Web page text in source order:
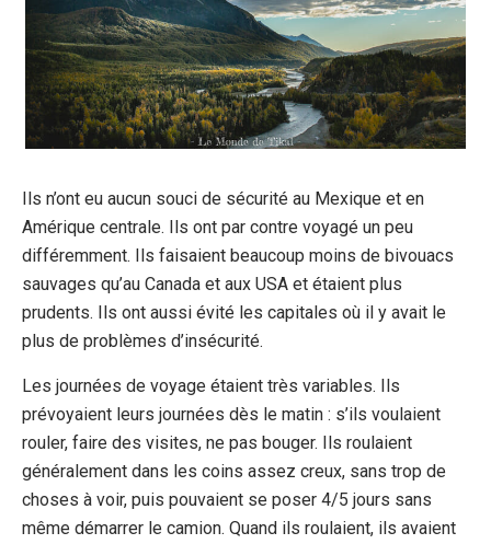
Ils n’ont eu aucun souci de sécurité au Mexique et en
Amérique centrale. Ils ont par contre voyagé un peu
différemment. Ils faisaient beaucoup moins de bivouacs
sauvages qu’au Canada et aux USA et étaient plus
prudents. Ils ont aussi évité les capitales où il y avait le
plus de problèmes d’insécurité.
Les journées de voyage étaient très variables. Ils
prévoyaient leurs journées dès le matin : s’ils voulaient
rouler, faire des visites, ne pas bouger. Ils roulaient
généralement dans les coins assez creux, sans trop de
choses à voir, puis pouvaient se poser 4/5 jours sans
même démarrer le camion. Quand ils roulaient, ils avaient